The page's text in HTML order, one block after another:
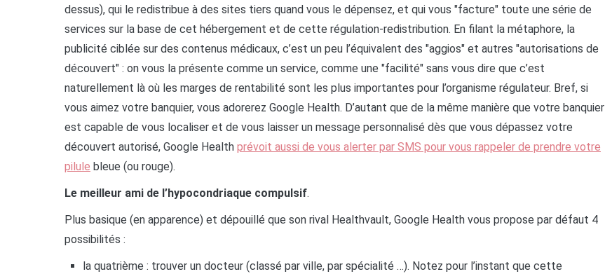
dessus), qui le redistribue à des sites tiers quand vous le dépensez, et qui vous "facture" toute une série de
services sur la base de cet hébergement et de cette régulation-redistribution. En filant la métaphore, la
publicité ciblée sur des contenus médicaux, c’est un peu l’équivalent des "aggios" et autres "autorisations de
découvert" : on vous la présente comme un service, comme une "facilité" sans vous dire que c’est
naturellement là où les marges de rentabilité sont les plus importantes pour l’organisme régulateur. Bref, si
vous aimez votre banquier, vous adorerez Google Health. D’autant que de la même manière que votre banquier
est capable de vous localiser et de vous laisser un message personnalisé dès que vous dépassez votre
découvert autorisé, Google Health prévoit aussi de vous alerter par SMS pour vous rappeler de prendre votre
pilule bleue (ou rouge).
Le meilleur ami de l’hypocondriaque compulsif.
Plus basique (en apparence) et dépouillé que son rival Healthvault, Google Health vous propose par défaut 4
possibilités :
la quatrième : trouver un docteur (classé par ville, par spécialité …). Notez pour l’instant que cette